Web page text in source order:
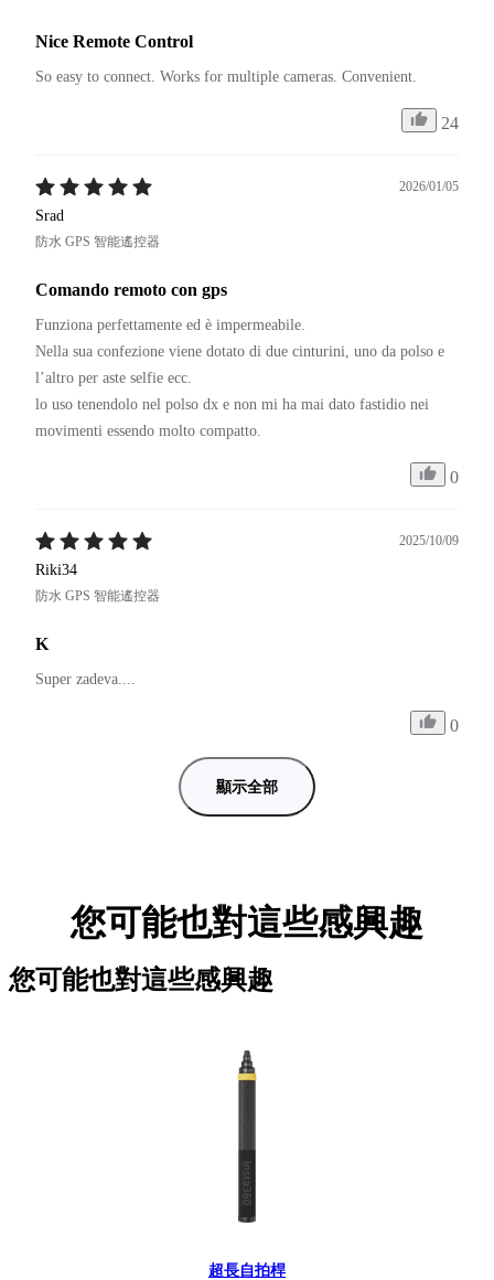
Nice Remote Control
So easy to connect. Works for multiple cameras. Convenient.
24
2026/01/05
Srad
防水 GPS 智能遙控器
Comando remoto con gps
Funziona perfettamente ed è impermeabile.
Nella sua confezione viene dotato di due cinturini, uno da polso e
l’altro per aste selfie ecc.
lo uso tenendolo nel polso dx e non mi ha mai dato fastidio nei
movimenti essendo molto compatto.
0
2025/10/09
Riki34
防水 GPS 智能遙控器
K
Super zadeva....
0
顯示全部
您可能也對這些感興趣
您可能也對這些感興趣
超長自拍桿